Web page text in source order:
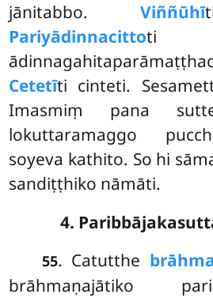
jānitabbo. Viññūhī
Pariyādinnacittoti
Cetetīti cinteti.
Imasmiṃ pana
lokuttaramaggo
soyeva kathito. So hi
sandiṭṭhiko nāmāti.
4.
55. Catutthe
brāhmaṇajātiko